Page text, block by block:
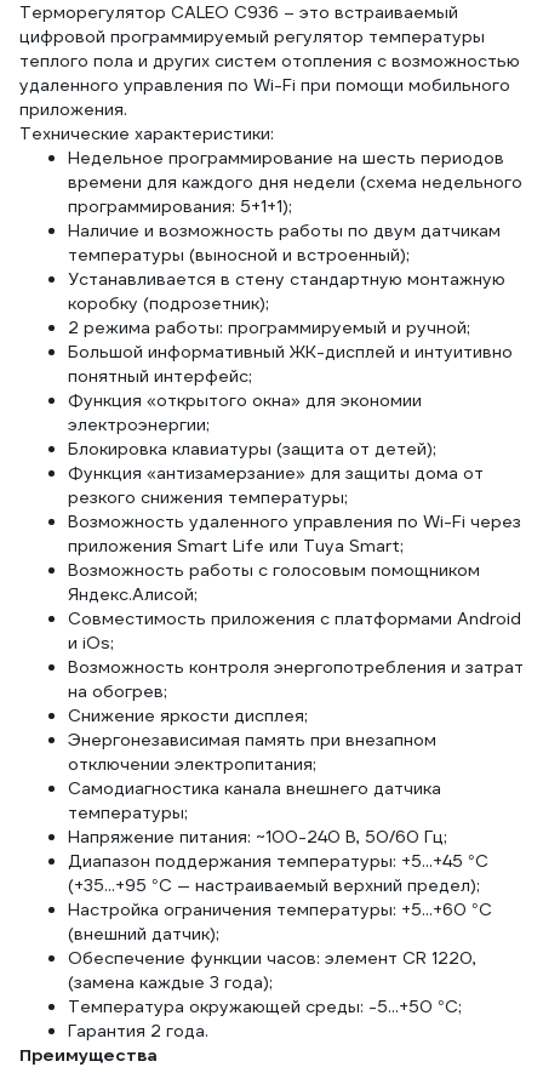
Терморегулятор CALEO С936 – это встраиваемый
цифровой программируемый регулятор температуры
теплого пола и других систем отопления с возможностью
удаленного управления по Wi-Fi при помощи мобильного
приложения.
Технические характеристики:
Недельное программирование на шесть периодов
времени для каждого дня недели (схема недельного
программирования: 5+1+1);
Наличие и возможность работы по двум датчикам
температуры (выносной и встроенный);
Устанавливается в стену стандартную монтажную
коробку (подрозетник);
2 режима работы: программируемый и ручной;
Большой информативный ЖК-дисплей и интуитивно
понятный интерфейс;
Функция «открытого окна» для экономии
электроэнергии;
Блокировка клавиатуры (защита от детей);
Функция «антизамерзание» для защиты дома от
резкого снижения температуры;
Возможность удаленного управления по Wi-Fi через
приложения Smart Life или Tuya Smart;
Возможность работы с голосовым помощником
Яндекс.Алисой;
Совместимость приложения с платформами Android
и iOs;
Возможность контроля энергопотребления и затрат
на обогрев;
Снижение яркости дисплея;
Энергонезависимая память при внезапном
отключении электропитания;
Самодиагностика канала внешнего датчика
температуры;
Напряжение питания: ~100-240 В, 50/60 Гц;
Диапазон поддержания температуры: +5...+45 °С
(+35...+95 °С — настраиваемый верхний предел);
Настройка ограничения температуры: +5...+60 °С
(внешний датчик);
Обеспечение функции часов: элемент CR 1220,
(замена каждые 3 года);
Температура окружающей среды: -5...+50 °С;
Гарантия 2 года.
Преимущества